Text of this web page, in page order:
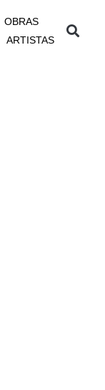
OBRAS
ARTISTAS